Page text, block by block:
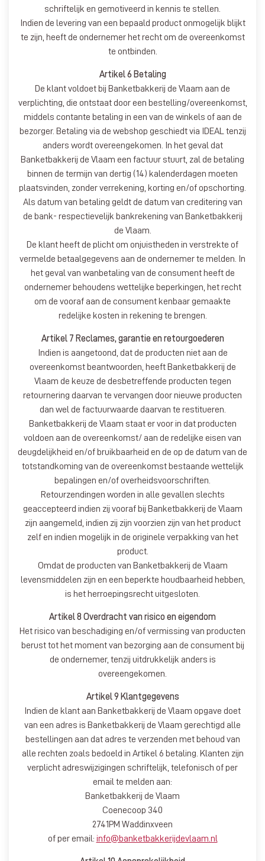
schriftelijk en gemotiveerd in kennis te stellen.
Indien de levering van een bepaald product onmogelijk blijkt
te zijn, heeft de ondernemer het recht om de overeenkomst
te ontbinden.
Artikel 6 Betaling
De klant voldoet bij Banketbakkerij de Vlaam aan de
verplichting, die ontstaat door een bestelling/overeenkomst,
middels contante betaling in een van de winkels of aan de
bezorger. Betaling via de webshop geschiedt via IDEAL tenzij
anders wordt overeengekomen. In het geval dat
Banketbakkerij de Vlaam een factuur stuurt, zal de betaling
binnen de termijn van dertig (14) kalenderdagen moeten
plaatsvinden, zonder verrekening, korting en/of opschorting.
Als datum van betaling geldt de datum van creditering van
de bank- respectievelijk bankrekening van Banketbakkerij
de Vlaam.
De klant heeft de plicht om onjuistheden in verstrekte of
vermelde betaalgegevens aan de ondernemer te melden. In
het geval van wanbetaling van de consument heeft de
ondernemer behoudens wettelijke beperkingen, het recht
om de vooraf aan de consument kenbaar gemaakte
redelijke kosten in rekening te brengen.
Artikel 7 Reclames, garantie en retourgoederen
Indien is aangetoond, dat de producten niet aan de
overeenkomst beantwoorden, heeft Banketbakkerij de
Vlaam de keuze de desbetreffende producten tegen
retournering daarvan te vervangen door nieuwe producten
dan wel de factuurwaarde daarvan te restitueren.
Banketbakkerij de Vlaam staat er voor in dat producten
voldoen aan de overeenkomst/ aan de redelijke eisen van
deugdelijkheid en/of bruikbaarheid en de op de datum van de
totstandkoming van de overeenkomst bestaande wettelijk
bepalingen en/of overheidsvoorschriften.
Retourzendingen worden in alle gevallen slechts
geaccepteerd indien zij vooraf bij Banketbakkerij de Vlaam
zijn aangemeld, indien zij zijn voorzien zijn van het product
zelf en indien mogelijk in de originele verpakking van het
product.
Omdat de producten van Banketbakkerij de Vlaam
levensmiddelen zijn en een beperkte houdbaarheid hebben,
is het herroepingsrecht uitgesloten.
Artikel 8 Overdracht van risico en eigendom
Het risico van beschadiging en/of vermissing van producten
berust tot het moment van bezorging aan de consument bij
de ondernemer, tenzij uitdrukkelijk anders is
overeengekomen.
Artikel 9 Klantgegevens
Indien de klant aan Banketbakkerij de Vlaam opgave doet
van een adres is Banketbakkerij de Vlaam gerechtigd alle
bestellingen aan dat adres te verzenden met behoud van
alle rechten zoals bedoeld in Artikel 6 betaling. Klanten zijn
verplicht adreswijzigingen schriftelijk, telefonisch of per
email te melden aan:
Banketbakkerij de Vlaam
Coenecoop 340
2741PM Waddinxveen
of per email: info@banketbakkerijdevlaam.nl